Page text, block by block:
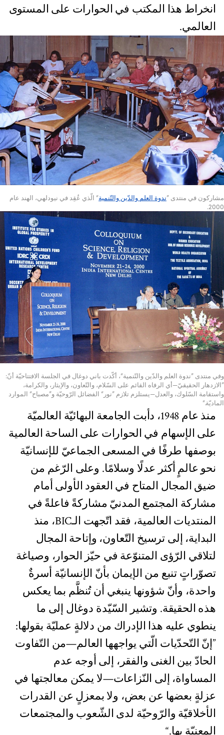
انخراط هذا المكتب في الحوارات على المستوى
العالمي.
مشاركون في منتدى ”ندوة العلم والدّين والتّنمية“ الّذي عُقِد في نيودلهي، الهند عام
2000.
وفي منتدى ”ندوة العلم والدّين والتّنمية“، أكّدت باني دوغال في الجلسة الافتتاحيّة أنّ:
”الازدهار الحقيقيّ—أي الرفاه القائم على السّلام، والتّعاون، والإيثار، والكرامة،
واستقامة السّلوك، والعدل—يستلزم تلازم ”نور“ الفضائل الرّوحيّة و”مصباح“ الموارد
الماديّة.“
منذ عام 1948، دأبت الجامعة البهائيّة العالميّة
على الإسهام في الحوارات على الساحة العالمية
بوصفها طرفًا في المسعى الجماعيّ للإنسانيّة
نحو عالمٍ أكثر عدلًا وسلامًا. وعلى الرّغم من
ضيق المجال المتاح في العقود الأولى أمام
مشاركة المجتمع المدنيّ مشاركةً فاعلةً في
المنتديات العالمية، فقد اتّجهت الـBIC، منذ
البداية، إلى ترسيخ التّعاون، وإتاحة المجال
لتلاقي الرّؤى المتنوّعة في حيّز الحوار، وصياغة
تصوّراتٍ تنبع من الإيمان بأنّ الإنسانيّة أسرةٌ
واحدة، وأنّ شؤونها ينبغي أن تُنظَّم بما يعكس
هذه الحقيقة. وتشير السّيّدة دوغال إلى ما
ينطوي عليه هذا الإدراك من دلالةٍ عمليّة بقولها:
”إنّ التّحدّيات الّتي يواجهها العالم—من التّفاوت
الحادّ بين الغنى والفقر، إلى أوجه عدم
المساواة، إلى النّزاعات—لا يمكن معالجتها في
عزلةٍ بعضها عن بعض، ولا بمعزلٍ عن القدرات
الأخلاقيّة والرّوحيّة لدى الشّعوب والمجتمعات
المعنيّة بها.“